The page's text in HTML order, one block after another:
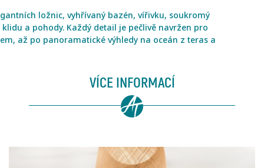
ložnic, vyhřívaný bazén, vířivku, soukromý
a pohody. Každý detail je pečlivě navržen pro
až po panoramatické výhledy na oceán z teras a
VÍCE INFORMACÍ